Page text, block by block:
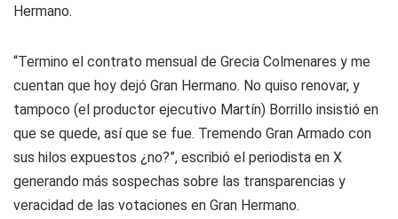
Hermano.
“Termino el contrato mensual de Grecia Colmenares y me
cuentan que hoy dejó Gran Hermano. No quiso renovar, y
tampoco (el productor ejecutivo Martín) Borrillo insistió en
que se quede, así que se fue. Tremendo Gran Armado con
sus hilos expuestos ¿no?”, escribió el periodista en X
generando más sospechas sobre las transparencias y
veracidad de las votaciones en Gran Hermano.